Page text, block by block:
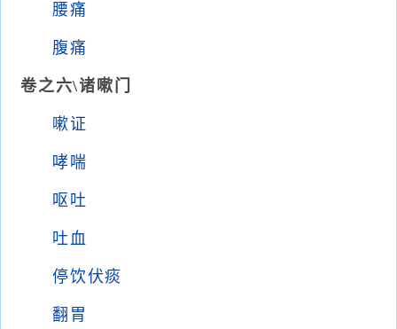
腰痛
腹痛
卷之六\诸嗽门
嗽证
哮喘
呕吐
吐血
停饮伏痰
翻胃